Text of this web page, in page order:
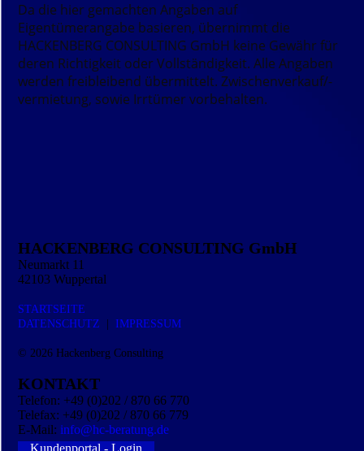
Da die hier gemachten Angaben auf
Eigentümerangabe basieren, übernimmt die
HACKENBERG CONSULTING GmbH keine Gewähr für
deren Richtigkeit oder Vollständigkeit. Alle Angaben
werden freibleibend übermittelt. Zwischenverkauf/-
vermietung, sowie Irrtümer vorbehalten.
HACKENBERG CONSULTING GmbH
Neumarkt 11
42103 Wuppertal
STARTSEITE
DATEN­SCHUTZ |IMPRESSUM
© 2026Hackenberg Consulting
KONTAKT
Telefon: +49 (0)202 / 870 66 770
Telefax: +49 (0)202 / 870 66 779
E-Mail:info@hc-beratung.de
Kundenportal - Login